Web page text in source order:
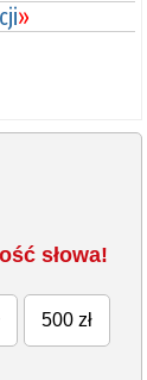
»
słowa!
500 zł